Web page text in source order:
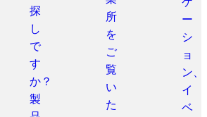
探
し
で
す
か？
製
所
を
ご
覧
い
た
ー
シ
ョ
ン、
イ
ベ